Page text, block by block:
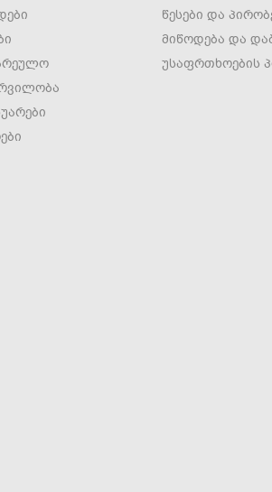
წესები და
მიწოდება და
უსაფრთხოების